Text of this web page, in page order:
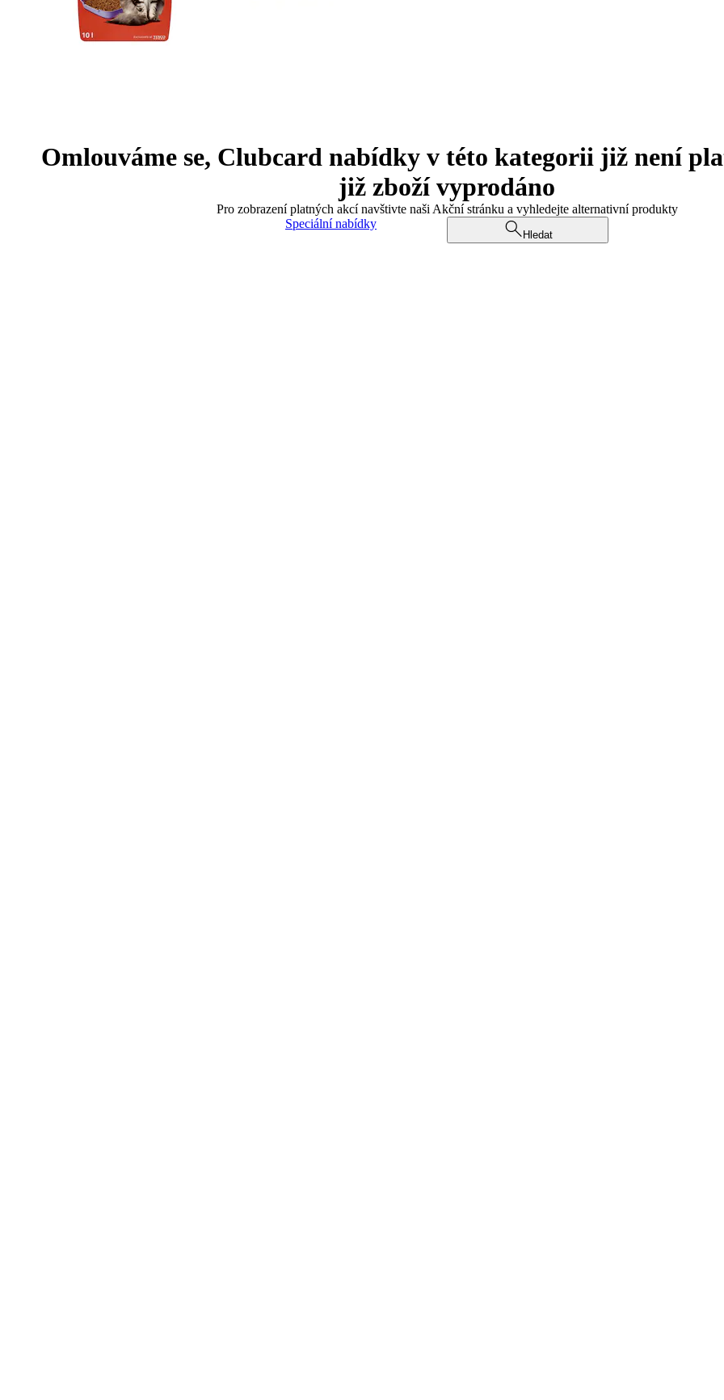
Omlouváme se, Clubcard nabídky v této kategorii již není
již zboží vyprodáno
Pro zobrazení platných akcí navštivte naši Akční stránku a vyhledejte alternativní produkty
Speciální nabídky
Hledat